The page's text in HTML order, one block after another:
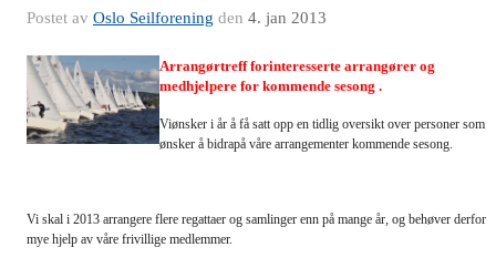
Postet av Oslo Seilforening den 4. jan 2013
Arrangørtreff forinteresserte arrangører og
medhjelpere for kommende sesong .
Viønsker i år å få satt opp en tidlig oversikt over personer som
ønsker å bidrapå våre arrangementer kommende sesong.
Vi skal i 2013 arrangere flere regattaer og samlinger enn på mange år, og behøver derfor
mye hjelp av våre frivillige medlemmer.